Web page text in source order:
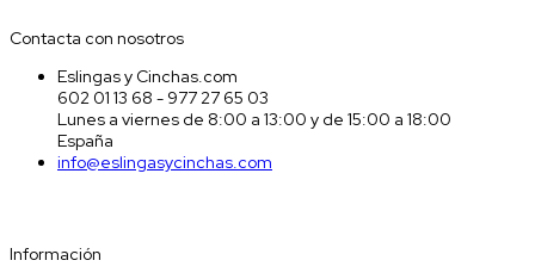
Contacta con nosotros
Eslingas y Cinchas.com
602 01 13 68 - 977 27 65 03
Lunes a viernes de 8:00 a 13:00 y de 15:00 a 18:00
España
info@eslingasycinchas.com
Información